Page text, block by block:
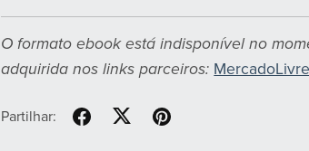
O formato ebook está indisponível no
adquirida nos links parceiros: MercadoLivre
Partilhar: